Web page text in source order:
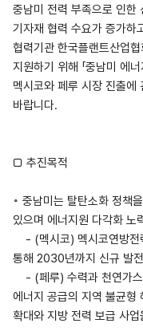
중남미 전력 부족으로 인한
기자재 협력 수요가 증가하
협력기관 한국플랜트산업
지원하기 위해 「중남미 에
멕시코와 페루 시장 진출에
바랍니다.
□ 추진목적
◦ 중남미는 탈탄소화 정책
있으며 에너지원 다각화 노
- (멕시코) 멕시코연방전
통해 2030년까지 신규 발
- (페루) 수력과 천연가스
에너지 공급의 지역 불균형
확대와 지방 전력 보급 사